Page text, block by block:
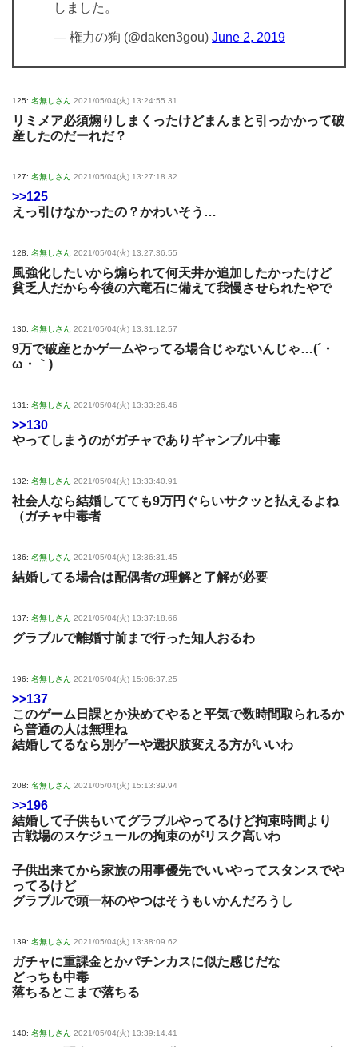
しました。
— 権力の狗 (@daken3gou) June 2, 2019
125: 名無しさん 2021/05/04(火) 13:24:55.31
リミメア必須煽りしまくったけどまんまと引っかかって破
産したのだーれだ？
127: 名無しさん 2021/05/04(火) 13:27:18.32
>>125
えっ引けなかったの？かわいそう…
128: 名無しさん 2021/05/04(火) 13:27:36.55
風強化したいから煽られて何天井か追加したかったけど
貧乏人だから今後の六竜石に備えて我慢させられたやで
130: 名無しさん 2021/05/04(火) 13:31:12.57
9万で破産とかゲームやってる場合じゃないんじゃ…(´・
ω・｀)
131: 名無しさん 2021/05/04(火) 13:33:26.46
>>130
やってしまうのがガチャでありギャンブル中毒
132: 名無しさん 2021/05/04(火) 13:33:40.91
社会人なら結婚してても9万円ぐらいサクッと払えるよね
（ガチャ中毒者
136: 名無しさん 2021/05/04(火) 13:36:31.45
結婚してる場合は配偶者の理解と了解が必要
137: 名無しさん 2021/05/04(火) 13:37:18.66
グラブルで離婚寸前まで行った知人おるわ
196: 名無しさん 2021/05/04(火) 15:06:37.25
>>137
このゲーム日課とか決めてやると平気で数時間取られるか
ら普通の人は無理ね
結婚してるなら別ゲーや選択肢変える方がいいわ
208: 名無しさん 2021/05/04(火) 15:13:39.94
>>196
結婚して子供もいてグラブルやってるけど拘束時間より
古戦場のスケジュールの拘束のがリスク高いわ
子供出来てから家族の用事優先でいいやってスタンスでや
ってるけど
グラブルで頭一杯のやつはそうもいかんだろうし
139: 名無しさん 2021/05/04(火) 13:38:09.62
ガチャに重課金とかパチンカスに似た感じだな
どっちも中毒
落ちるとこまで落ちる
140: 名無しさん 2021/05/04(火) 13:39:14.41